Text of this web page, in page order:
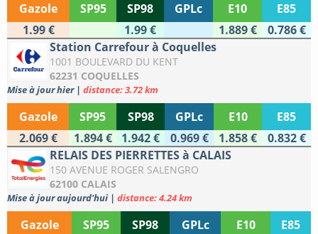
Gazole SP95 SP98 GPLc E10
E85
1.99 €
1.99 € 1.889 €
0.786 €
Station Carrefour à Coquelles
1001 BOULEVARD DU KENT
62231 COQUELLES
Mise à jour hier | distance: 3.72 km
Gazole SP95 SP98 GPLc E10
E85
2.069 €
1.894 € 1.942 € 0.969 € 1.858 €
0.832 €
RELAIS DES PIERRETTES à CALAIS
150 AVENUE ROGER SALENGRO
62100 CALAIS
Mise à jour aujourd'hui | distance: 4.24 km
Gazole SP95 SP98 GPLc E10
E85